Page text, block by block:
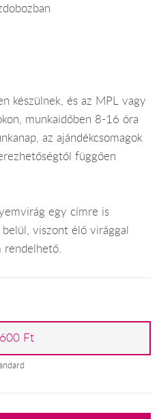
készülnek, és az MPL vagy
munkaidőben 8-16 óra
az ajándékcsomagok
függően
egy címre is
viszont élő virággal
rendelhető.
Ft